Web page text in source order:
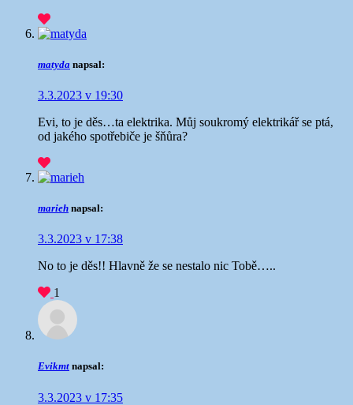
matyda napsal:
3.3.2023 v 19:30
Evi, to je děs…ta elektrika. Můj soukromý elektrikář se ptá,
od jakého spotřebiče je šňůra?
marieh napsal:
3.3.2023 v 17:38
No to je děs!! Hlavně že se nestalo nic Tobě…..
1
Evikmt napsal:
3.3.2023 v 17:35